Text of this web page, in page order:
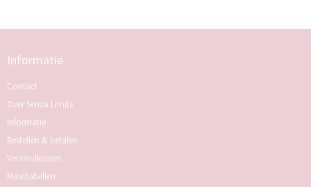
Informatie
Contact
Over Senza Limits
Informatie
Bestellen & betalen
Verzendkosten
Maattabellen